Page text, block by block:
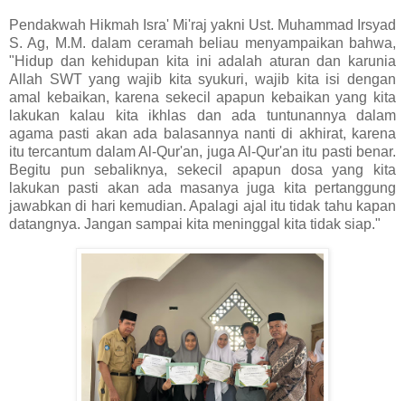
Pendakwah Hikmah Isra' Mi'raj yakni Ust. Muhammad Irsyad
S. Ag, M.M. dalam ceramah beliau menyampaikan bahwa,
"Hidup dan kehidupan kita ini adalah aturan dan karunia
Allah SWT yang wajib kita syukuri, wajib kita isi dengan
amal kebaikan, karena sekecil apapun kebaikan yang kita
lakukan kalau kita ikhlas dan ada tuntunannya dalam
agama pasti akan ada balasannya nanti di akhirat, karena
itu tercantum dalam Al-Qur'an, juga Al-Qur'an itu pasti benar.
Begitu pun sebaliknya, sekecil apapun dosa yang kita
lakukan pasti akan ada masanya juga kita pertanggung
jawabkan di hari kemudian. Apalagi ajal itu tidak tahu kapan
datangnya. Jangan sampai kita meninggal kita tidak siap."